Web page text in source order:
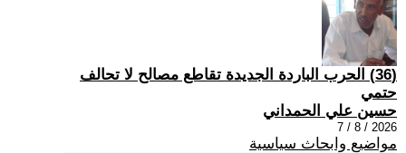
(36) الحرب الباردة الجديدة تقاطع مصالح لا تحالف
حتمي
حسين علي الحمداني
2026 / 8 / 7
مواضيع وابحاث سياسية